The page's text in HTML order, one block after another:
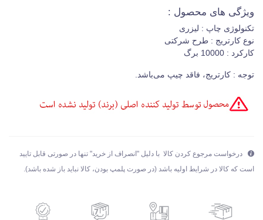
ویژگی های محصول :
تکنولوژی چاپ : لیزری
نوع کارتریج : طرح شرکتی
کارکرد : 10000 برگ
توجه : کارتریج، فاقد چیپ می‌باشد.
درخواست مرجوع کردن کالا با دلیل "انصراف از خرید" تنها در صورتی قابل تایید
است که کالا در شرایط اولیه باشد (در صورت پلمپ بودن، کالا نباید باز شده باشد).